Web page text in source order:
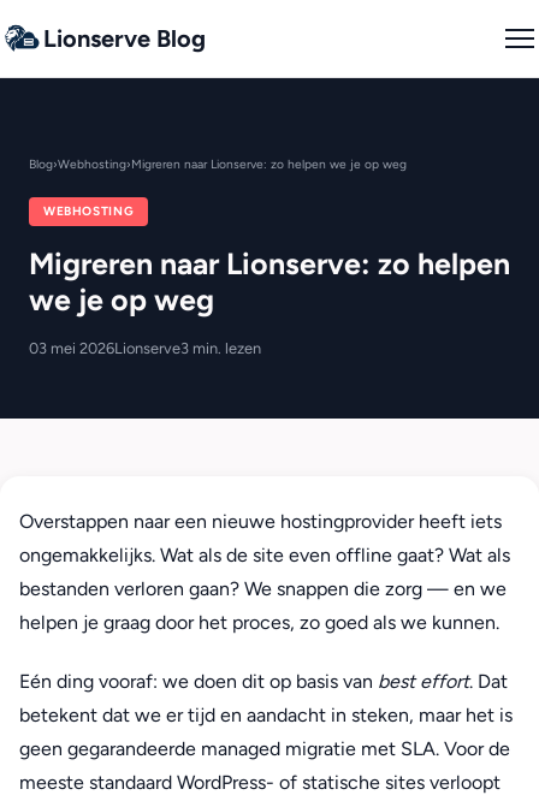
Lionserve Blog
Blog›Webhosting›Migreren naar Lionserve: zo helpen we je op weg
WEBHOSTING
Migreren naar Lionserve: zo helpen
we je op weg
03 mei 2026Lionserve3 min. lezen
Overstappen naar een nieuwe hostingprovider heeft iets
ongemakkelijks. Wat als de site even offline gaat? Wat als
bestanden verloren gaan? We snappen die zorg — en we
helpen je graag door het proces, zo goed als we kunnen.
Eén ding vooraf: we doen dit op basis van best effort. Dat
betekent dat we er tijd en aandacht in steken, maar het is
geen gegarandeerde managed migratie met SLA. Voor de
meeste standaard WordPress- of statische sites verloopt